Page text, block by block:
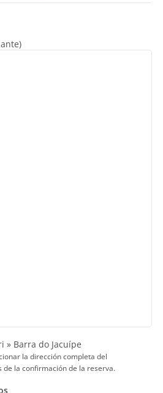
» Barra do Jacuípe
la dirección completa del
la confirmación de la reserva.